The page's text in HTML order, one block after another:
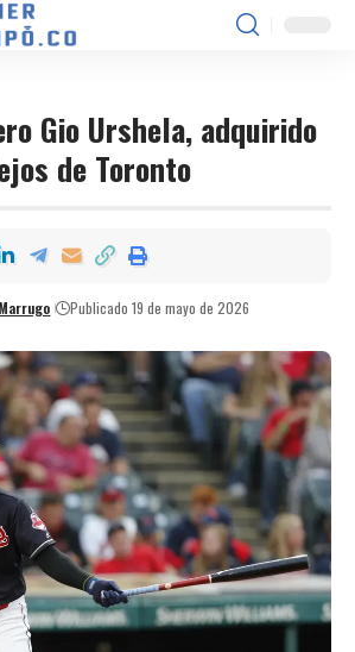
Gio Urshela, adquirido
de Toronto
Publicado 19 de mayo de 2026